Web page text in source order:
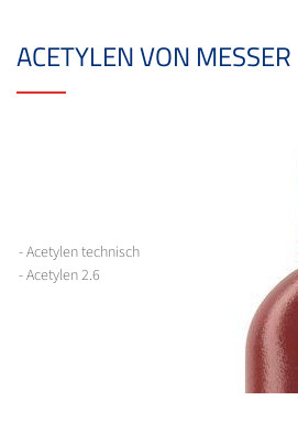
ACETYLEN VON MESSER
- Acetylen technisch
- Acetylen 2.6